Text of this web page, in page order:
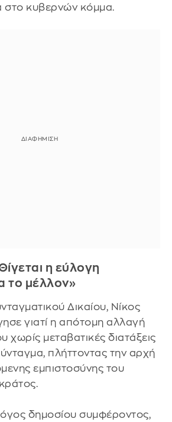
στο κυβερνών κόμμα.
η εύλογη
το μέλλον»
Δικαίου, Νίκος
γιατί η απότομη αλλαγή
χωρίς μεταβατικές διατάξεις
πλήττοντας την αρχή
εμπιστοσύνης του
δημοσίου συμφέροντος,